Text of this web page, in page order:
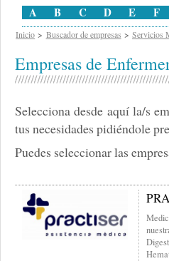
A B C D E F
Inicio Buscador de empresas Servicios
Empresas de
Selecciona desde aquí la/s
tus necesidades pidiéndole
Puedes seleccionar las